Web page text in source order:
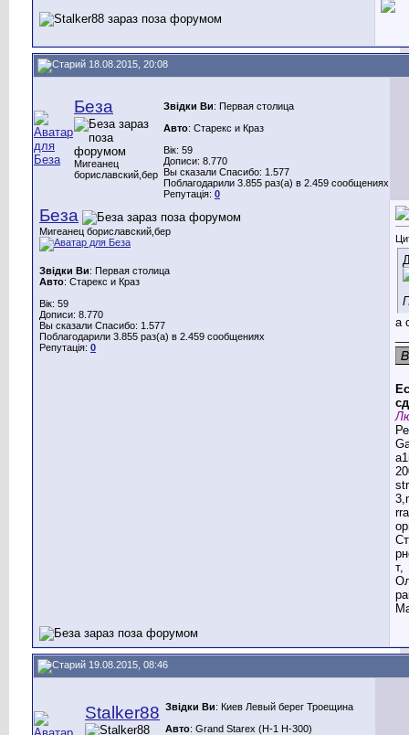
18.08.2015, 20:08
Беза
Мигеанец
бориславский,бер
Звідки Ви: Первая столица
Авто: Старекс и Краз
Вік: 59
Дописи: 8.770
Вы сказали Спасибо: 1.577
Поблагодарили 3.855 раз(а) в 2.459 сообщениях
Репутація: 0
Беза
Мигеанец бориславский,бер
Звідки Ви: Первая столица
Авто: Старекс и Краз
Вік: 59
Дописи: 8.770
Вы сказали Спасибо: 1.577
Поблагодарили 3.855 раз(а) в 2.459 сообщениях
Репутація: 0
а
т,
19.08.2015, 08:46
Stalker88 Звідки Ви: Киев Левый берег Троещина
Авто: Grand Starex (H-1 H-300)